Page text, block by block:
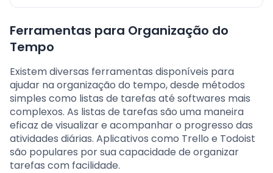
Ferramentas para Organização do
Tempo
Existem diversas ferramentas disponíveis para
ajudar na organização do tempo, desde métodos
simples como listas de tarefas até softwares mais
complexos. As listas de tarefas são uma maneira
eficaz de visualizar e acompanhar o progresso das
atividades diárias. Aplicativos como Trello e Todoist
são populares por sua capacidade de organizar
tarefas com facilidade.